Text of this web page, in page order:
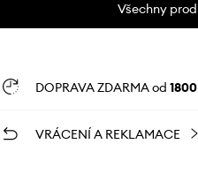
Všechny
DOPRAVA ZDARMA od
VRÁCENÍ A REKLAMACE